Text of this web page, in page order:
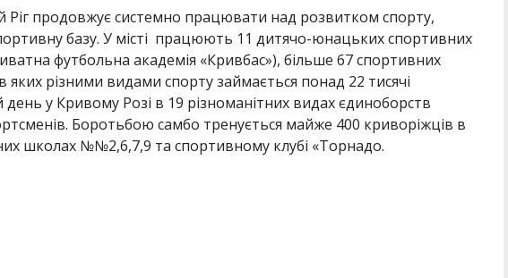
продовжує системно працювати над розвитком спорту,
базу. У місті працюють 11 дитячо-юнацьких спортивних
футбольна академія «Кривбас»), більше 67 спортивних
яких різними видами спорту займається понад 22 тисячі
день у Кривому Розі в 19 різноманітних видах єдиноборств
Боротьбою самбо тренується майже 400 криворіжців в
школах №№2,6,7,9 та спортивному клубі «Торнадо.